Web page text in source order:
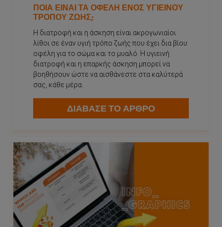
ΠΟΙΑ ΕΊΝΑΙ ΤΑ ΟΦΈΛΗ ΕΝΌΣ ΥΓΙΕΙΝΟΎ
ΤΡΌΠΟΥ ΖΩΉΣ;
Η διατροφή και η άσκηση είναι ακρογωνιαίοι
λίθοι σε έναν υγιή τρόπο ζωής που έχει δια βίου
οφέλη για το σώμα και το μυαλό. Η υγιεινή
διατροφή και η επαρκής άσκηση μπορεί να
βοηθήσουν ώστε να αισθάνεστε στα καλύτερά
σας, κάθε μέρα.
ΔΙΑΒΑΣΕ ΤΟ ΑΡΘΡΟ